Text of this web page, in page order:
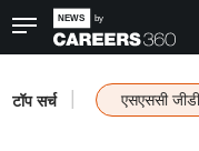
टॉप सर्च एसएससी